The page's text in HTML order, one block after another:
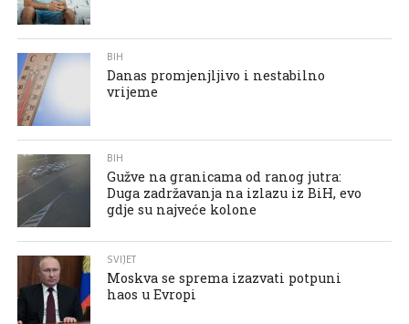
BIH
Danas promjenjljivo i nestabilno
vrijeme
BIH
Gužve na granicama od ranog jutra:
Duga zadržavanja na izlazu iz BiH, evo
gdje su najveće kolone
SVIJET
Moskva se sprema izazvati potpuni
haos u Evropi